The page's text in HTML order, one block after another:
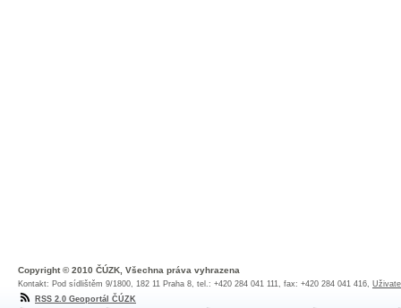
Copyright © 2010 ČÚZK, Všechna práva vyhrazena
Kontakt: Pod sídlištěm 9/1800, 182 11 Praha 8, tel.: +420 284 041 111, fax: +420 284 041 416,
RSS 2.0 Geoportál ČÚZK